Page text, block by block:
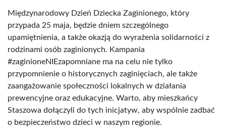
Międzynarodowy Dzień Dziecka Zaginionego, który
przypada 25 maja, będzie dniem szczególnego
upamiętnienia, a także okazją do wyrażenia solidarności z
rodzinami osób zaginionych. Kampania
#zaginioneNIEzapomniane ma na celu nie tylko
przypomnienie o historycznych zaginięciach, ale także
zaangażowanie społeczności lokalnych w działania
prewencyjne oraz edukacyjne. Warto, aby mieszkańcy
Staszowa dołączyli do tych inicjatyw, aby wspólnie zadbać
o bezpieczeństwo dzieci w naszym regionie.